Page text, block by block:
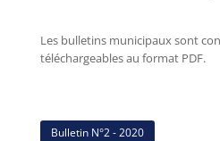
Les bulletins municipaux sont
téléchargeables au format PDF.
Bulletin N°2 - 2020